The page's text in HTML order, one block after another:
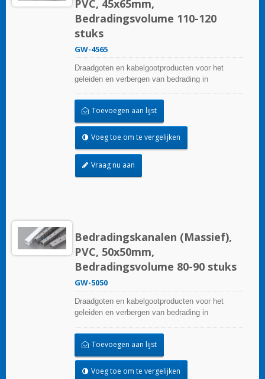
PVC, 45x65mm,
Bedradingsvolume 110-120
stuks
GW-4565
Draadgoten en kabelgootproducten voor het
geleiden en verbergen van bedrading in
configuraties, materialen, maten en kleuren om
aan elke toepassing te voldoen. Kies uit een
breed scala aan accessoires en gereedschappen
voor een gemakkelijke installatie.
Toevoegen aan lijst
Voeg toe om te vergelijken
Vraag nu aan
Bedradingskanalen (Massief),
PVC, 50x50mm,
Bedradingsvolume 80-90 stuks
GW-5050
Draadgoten en kabelgootproducten voor het
geleiden en verbergen van bedrading in
configuraties, materialen, maten en kleuren om
aan elke toepassing te voldoen. Kies uit een
breed scala aan accessoires en gereedschappen
voor een gemakkelijke installatie.
Toevoegen aan lijst
Voeg toe om te vergelijken